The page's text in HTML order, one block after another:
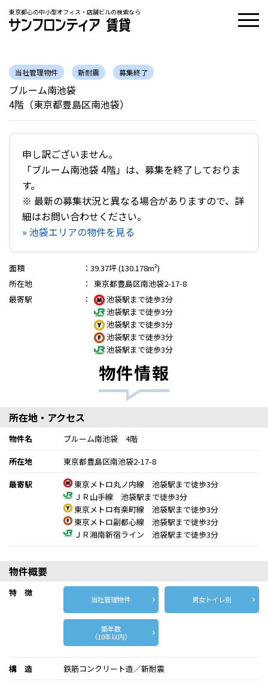
東京都心の中小型オフィス・店舗ビルの検索なら
当社管理物件 新耐震 募集終了
ブルーム南池袋
4階（東京都豊島区南池袋）
申し訳ございません。
「ブルーム南池袋 4階」は、募集を終了しておりま
す。
※ 最新の募集状況と異なる場合がありますので、詳
細はお問い合わせください。
» 池袋エリアの物件を見る
面積 ： 39.37坪 (130.178m²)
所在地
：
東京都豊島区南池袋2-17-8
最寄駅
：
池袋駅まで徒歩3分
池袋駅まで徒歩3分
池袋駅まで徒歩3分
池袋駅まで徒歩3分
池袋駅まで徒歩3分
物件情報
所在地・アクセス
物件名
ブルーム南池袋 4階
所在地
東京都豊島区南池袋2-17-8
最寄駅
東京メトロ丸ノ内線 池袋駅まで徒歩3分
ＪＲ山手線 池袋駅まで徒歩3分
東京メトロ有楽町線 池袋駅まで徒歩3分
東京メトロ副都心線 池袋駅まで徒歩3分
ＪＲ湘南新宿ライン 池袋駅まで徒歩3分
物件概要
特 徴
当社管理物件 男女トイレ別
築年数
（10年以内）
構 造
鉄筋コンクリート造／新耐震